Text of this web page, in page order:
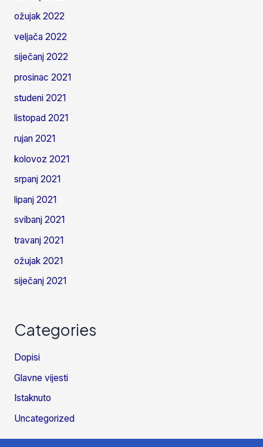
ožujak 2022
veljača 2022
siječanj 2022
prosinac 2021
studeni 2021
listopad 2021
rujan 2021
kolovoz 2021
srpanj 2021
lipanj 2021
svibanj 2021
travanj 2021
ožujak 2021
siječanj 2021
Categories
Dopisi
Glavne vijesti
Istaknuto
Uncategorized